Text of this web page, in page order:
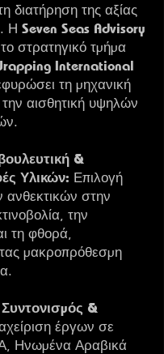
διατήρηση της αξίας
Η Seven Seas Advisory
στρατηγικό τμήμα
International
τη μηχανική
την αισθητική υψηλών
&
Υλικών: Επιλογή
ανθεκτικών στην
την
τη φθορά,
μακροπρόθεσμη
&
έργων σε
Ηνωμένα Αραβικά